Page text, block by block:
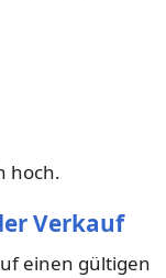
hoch.
Verkauf
einen gültigen